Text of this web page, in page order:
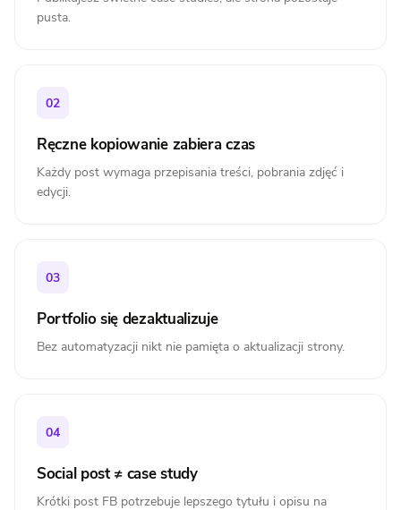
pusta.
02
Ręczne kopiowanie zabiera czas
Każdy post wymaga przepisania treści, pobrania zdjęć i
edycji.
03
Portfolio się dezaktualizuje
Bez automatyzacji nikt nie pamięta o aktualizacji strony.
04
Social post ≠ case study
Krótki post FB potrzebuje lepszego tytułu i opisu na